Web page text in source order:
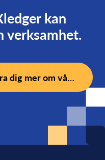
kan
verksamhet.
Boka en demo för att lära dig mer om vårt system